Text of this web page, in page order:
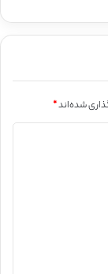
شده‌اند*